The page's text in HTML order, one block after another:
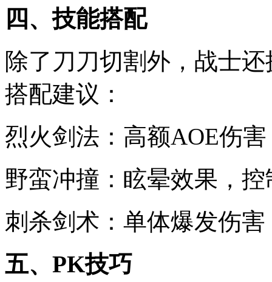
四、技能搭配
除了刀刀切割外，战士
搭配建议：
烈火剑法：高额AOE伤
野蛮冲撞：眩晕效果，控
刺杀剑术：单体爆发伤
五、PK技巧